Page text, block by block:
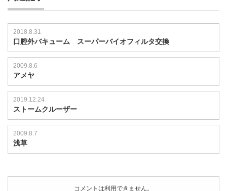
2018.8.31
口腔外バキューム スーパーバイオフィルタ交換
2009.8.6
アメヤ
2019.12.24
ストームクルーザー
2009.8.7
浅草
コメントは利用できません。